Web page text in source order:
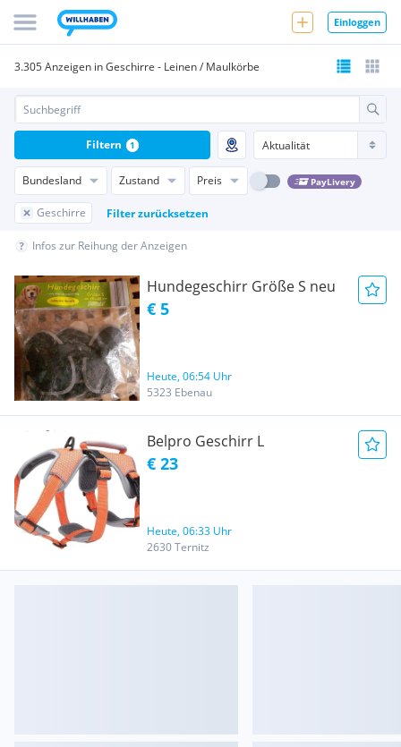
Einloggen
3.305 Anzeigen in Geschirre - Leinen / Maulkörbe
Bundesland Zustand Preis PayLivery
Geschirre Filter zurücksetzen
Filtern 1
Infos zur Reihung der Anzeigen
Hundegeschirr Größe S neu
€ 5
Heute, 06:54 Uhr
5323 Ebenau
Belpro Geschirr L
€ 23
Heute, 06:33 Uhr
2630 Ternitz